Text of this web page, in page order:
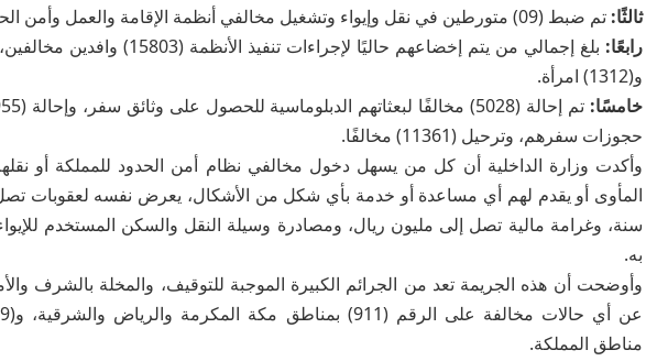
ثالثًا: تم ضبط (09) متورطين في نقل وإيواء وتشغيل مخالفي أنظمة الإقامة والعمل وأمن الحدود والتستر عليهم.
رابعًا:
و(1312) امرأة.
خامسًا:
حجوزات سفرهم، وترحيل (11361) مخالفًا.
وأكدت وزارة الداخلية أن كل من يسهل دخول مخالفي نظام أمن الحدود للمملكة أو
سنة، وغرامة مالية تصل إلى مليون ريال، ومصادرة وسيلة النقل والسكن المستخدم
به.
وأوضحت أن هذه الجريمة تعد من الجرائم الكبيرة الموجبة للتوقيف، والمخلة بالشرف
مناطق المملكة.